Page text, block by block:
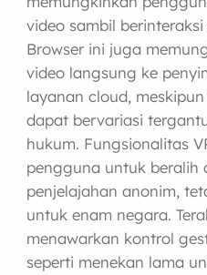
video sambil
Browser ini juga
video langsung ke
layanan cloud,
dapat bervariasi
hukum. Fungsionalitas
pengguna untuk beralih
penjelajahan anonim,
untuk enam negara.
menawarkan kontrol
seperti menekan lama